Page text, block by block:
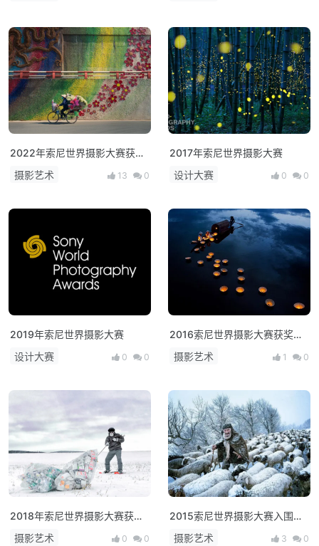
2022年索尼世界摄影大赛获奖
作品（国家与地区专项奖）
摄影艺术 13 0
2017年索尼世界摄影大赛
设计大赛
0 0
2019年索尼世界摄影大赛
设计大赛
0 0
2016索尼世界摄影大赛获奖佳
作欣赏
摄影艺术 1 0
2018年索尼世界摄影大赛获奖
作品（学生组、青少年组）
摄影艺术 0 0
2015索尼世界摄影大赛入围作
品精选
摄影艺术 3 0